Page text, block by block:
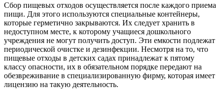
Сбор пищевых отходов осуществляется после каждого приема
пищи. Для этого используются специальные контейнеры,
которые герметично закрываются. Их следует хранить в
недоступном месте, к которому учащиеся дошкольного
учреждения не могут получить доступ. Эти емкости подлежат
периодической очистке и дезинфекции. Несмотря на то, что
пищевые отходы в детских садах принадлежат к пятому
классу опасности, их в обязательном порядке передают на
обезвреживание в специализированную фирму, которая имеет
лицензию на такую деятельность.